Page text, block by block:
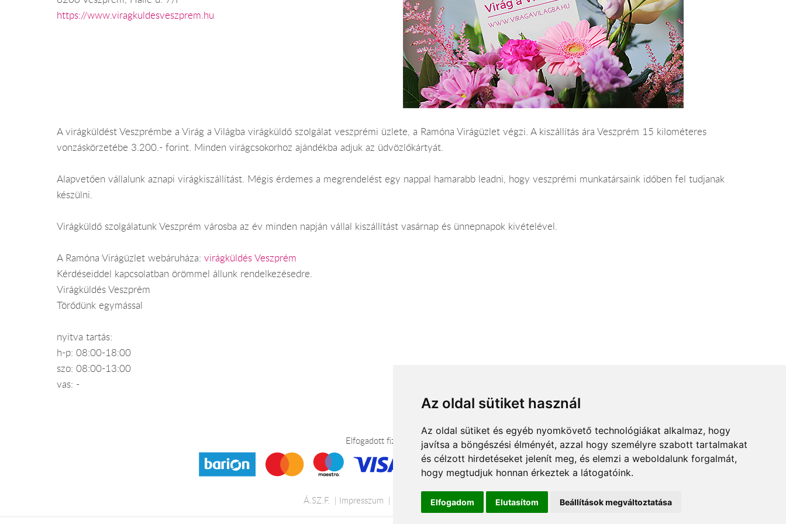
Az oldal sütiket használ
Az oldal sütiket és egyéb nyomkövető technológiákat alkalmaz, hogy
javítsa a böngészési élményét, azzal hogy személyre szabott tartalmakat
és célzott hirdetéseket jelenít meg, és elemzi a weboldalunk forgalmát,
hogy megtudjuk honnan érkeztek a látogatóink.
Elfogadom Elutasítom Beállítások megváltoztatása
https://www.viragkuldesveszprem.hu
A virágküldést Veszprémbe a Virág a Világba virágküldő szolgálat veszprémi üzlete, a Ramóna Virágüzlet végzi. A kiszállítás ára Veszprém 15 kilométeres
vonzáskörzetébe 3.200.- forint. Minden virágcsokorhoz ajándékba adjuk az üdvözlőkártyát.
Alapvetően vállalunk aznapi virágkiszállítást. Mégis érdemes a megrendelést egy nappal hamarabb leadni, hogy veszprémi munkatársaink időben fel tudjanak
készülni.
Virágküldő szolgálatunk Veszprém városba az év minden napján vállal kiszállítást vasárnap és ünnepnapok kivételével.
A Ramóna Virágüzlet webáruháza: virágküldés Veszprém
Kérdéseiddel kapcsolatban örömmel állunk rendelkezésedre.
Virágküldés Veszprém
Törődünk egymással
nyitva tartás:
h-p: 08:00-18:00
szo: 08:00-13:00
vas: -
Elfogadott fizetési módok
Á.SZ.F. Impresszum Adatkezelési tájékoztató